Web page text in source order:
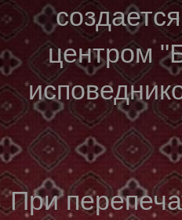
центром
При